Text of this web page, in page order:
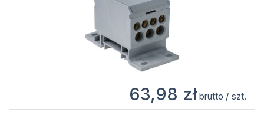
63,98 zł brutto / szt.